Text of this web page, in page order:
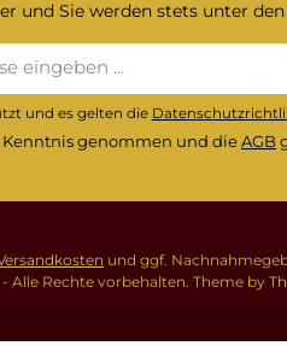
und Sie werden stets unter
Mail-
Adresse*
und es gelten die
Kenntnis genommen und dieAGB
und ggf.
Alle Rechte vorbehalten. Theme by